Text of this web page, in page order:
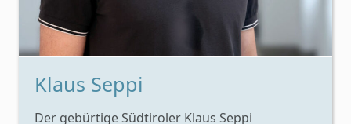
Klaus Seppi
Der gebürtige Südtiroler Klaus Seppi